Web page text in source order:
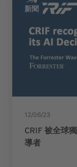
新聞
12/06/23
CRIF 被全球
導者